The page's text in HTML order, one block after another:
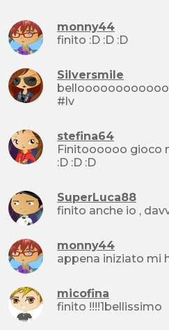
monny44
finito :D :D :D
Silversmile
#lv
stefina64
Finitoooooo gioco
:D :D :D
SuperLuca88
finito anche io ,
monny44
appena iniziato mi
micofina
finito !!!!1bellissimo